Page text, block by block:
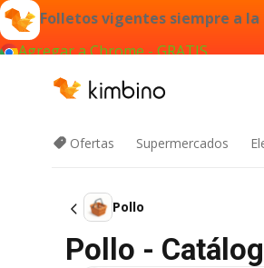
Folletos vigentes siempre a la
Agregar a Chrome - GRATIS
Ofertas Supermercados
Pollo
Pollo -